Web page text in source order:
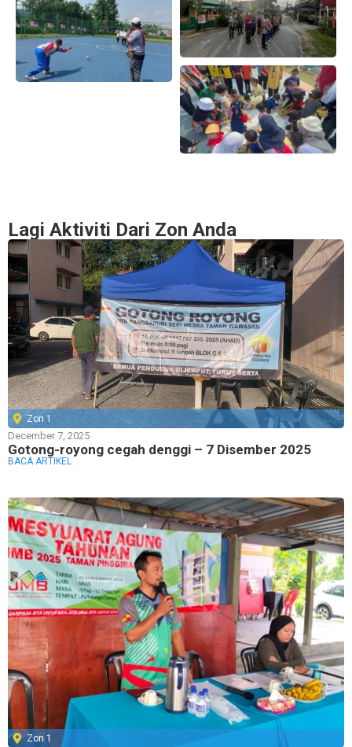
Lagi Aktiviti Dari Zon Anda
Zon 1
December 7, 2025
Gotong-royong cegah denggi – 7 Disember 2025
BACA ARTIKEL
Zon 1